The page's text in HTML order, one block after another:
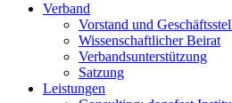
Verband
Vorstand und
Wissenschaftlicher Beirat
Verbandsunterstützung
Satzung
Leistungen